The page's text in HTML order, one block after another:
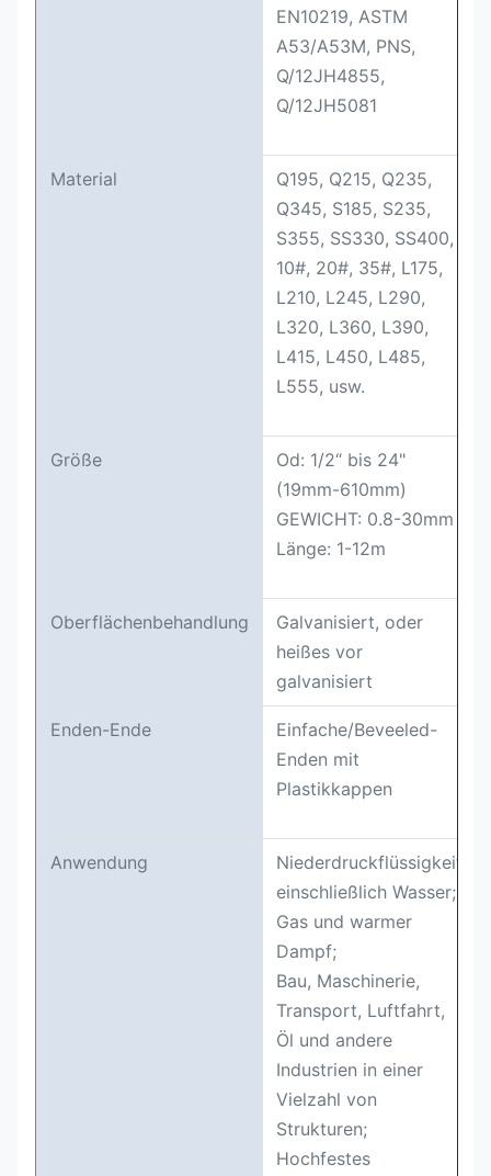
EN10219, ASTM
A53/A53M, PNS,
Q/12JH4855,
Q/12JH5081
Material
Q195, Q215, Q235,
Q345, S185, S235,
S355, SS330, SS400,
10#, 20#, 35#, L175,
L210, L245, L290,
L320, L360, L390,
L415, L450, L485,
L555, usw.
Größe
Od: 1/2“ bis 24"
(19mm-610mm)
GEWICHT: 0.8-30mm
Länge: 1-12m
Oberflächenbehandlung
Galvanisiert, oder
heißes vor
galvanisiert
Enden-Ende
Einfache/Beveeled-
Enden mit
Plastikkappen
Anwendung
Niederdruckflüssigkeit
einschließlich Wasser;
Gas und warmer
Dampf;
Bau, Maschinerie,
Transport, Luftfahrt,
Öl und andere
Industrien in einer
Vielzahl von
Strukturen;
Hochfestes